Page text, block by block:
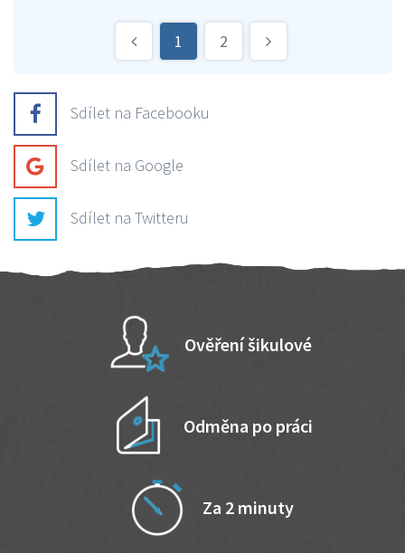
1 2
Sdílet na Facebooku
Sdílet na Google
Sdílet na Twitteru
Ověření šikulové
Odměna po práci
Za 2 minuty